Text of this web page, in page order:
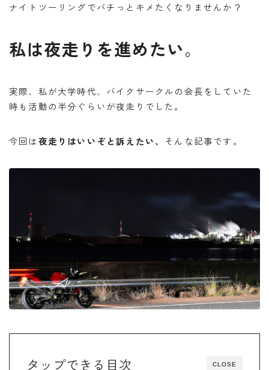
キャンプツーリング コミネ セダン
ツーリング ドライバッグ ハンドルカバー
バイク バイクサークル バイク整備
ワークマン
北海道ツーリング
夜走り ナイトツーリング 大学生 整備
楽天マガジン 知多半島 車中泊 高速道路
ナイトツーリングでバチっとキメたくなりませんか？
私は夜走りを進めたい。
実際、私が大学時代、バイクサークルの会長をしていた
時も活動の半分ぐらいが夜走りでした。
今回は夜走りはいいぞと訴えたい、 そんな記事です。
CLOSE
タップできる目次